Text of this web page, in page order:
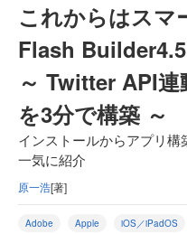
これからはスマ
Flash Builder4.5
～ Twitter API
を3分で構築 ～
インストールからアプリ
一気に紹介
原一浩[著]
Adobe Apple iOS／iPadOS